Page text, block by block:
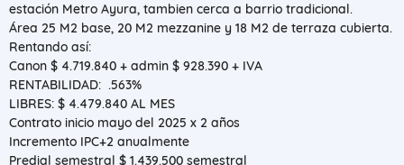
estación Metro Ayura, tambien cerca a barrio tradicional.
Área 25 M2 base, 20 M2 mezzanine y 18 M2 de terraza cubierta.
Rentando así:
Canon $ 4.719.840 + admin $ 928.390 + IVA
RENTABILIDAD: .563%
LIBRES: $ 4.479.840 AL MES
Contrato inicio mayo del 2025 x 2 años
Incremento IPC+2 anualmente
Predial semestral $ 1.439.500 semestral